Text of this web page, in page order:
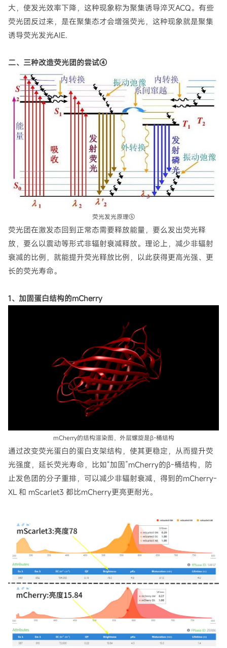
大，使发光效率下降，这种现象称为聚集诱导淬灭ACQ。有些
荧光团反过来，是在聚集态才会增强荧光，这种现象就是聚集
诱导荧光发光AIE.
二、三种改造荧光团的尝试④
荧光发光原理⑤
荧光团在激发态回到正常态需要释放能量，要么发出荧光释
放，要么以震动等形式非辐射衰减释放。理论上，减少非辐射
衰减的比例，就能提升荧光释放比例，以此获得更高光强、更
长的荧光寿命。
1、加固蛋白结构的mCherry
mCherry的结构渲染图，外层螺旋是β-桶结构
通过改变荧光蛋白的蛋白支架结构，使其更稳定，从而提升荧
光强度，延长荧光寿命，比如“加固”mCherry的β-桶结构，防
止发色团的分子重排，可以减少非辐射衰减，得到的mCherry-
XL 和 mScarlet3 都比mCherry更亮更耐光。